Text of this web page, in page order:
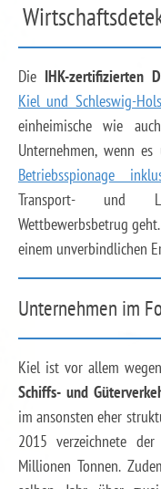
Die IHK-zertifizierten
Kiel und Schleswig-
einheimische wie
Unternehmen, wenn
Betriebsspionage
Transport- und
Wettbewerbsbetrug
einem unverbindlichen
Unternehmen im
Kiel ist vor allem
Schiffs- und
im ansonsten eher
2015 verzeichnete
Millionen Tonnen.